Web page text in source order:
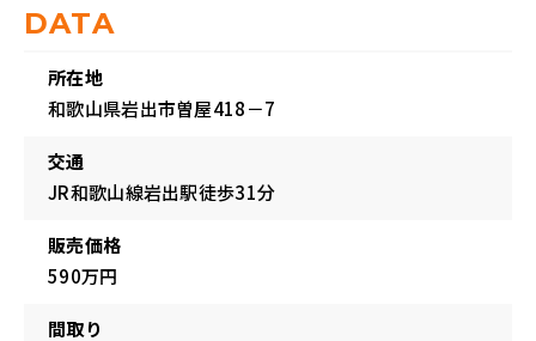
DATA
所在地
和歌山県岩出市曽屋418－7
交通
JR和歌山線岩出駅徒歩31分
販売価格
590万円
間取り